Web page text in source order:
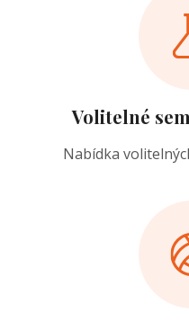
Volitelné
Nabídka